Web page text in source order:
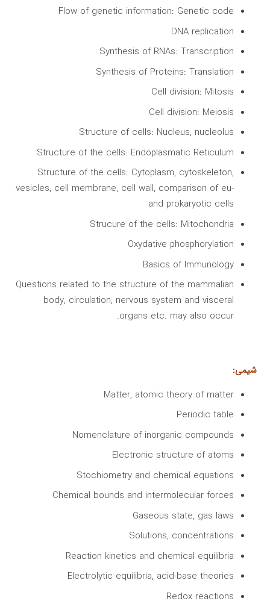
Flow of genetic information: Genetic code
DNA replication
Synthesis of RNAs: Transcription
Synthesis of Proteins: Translation
Cell division: Mitosis
Cell division: Meiosis
Structure of cells: Nucleus, nucleolus
Structure of the cells: Endoplasmatic Reticulum
Structure of the cells: Cytoplasm, cytoskeleton,
vesicles, cell membrane, cell wall, comparison of eu-
and prokaryotic cells
Strucure of the cells: Mitochondria
Oxydative phosphorylation
Basics of Immunology
Questions related to the structure of the mammalian
body, circulation, nervous system and visceral
organs etc. may also occur.
شیمی:
Matter, atomic theory of matter
Periodic table
Nomenclature of inorganic compounds
Electronic structure of atoms
Stochiometry and chemical equations
Chemical bounds and intermolecular forces
Gaseous state, gas laws
Solutions, concentrations
Reaction kinetics and chemical equilibria
Electrolytic equilibria, acid-base theories
Redox reactions